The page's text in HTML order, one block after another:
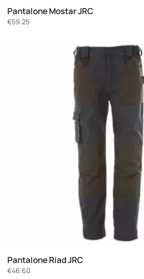
Pantalone Mostar JRC
€59.25
Pantalone Riad JRC
€46.60